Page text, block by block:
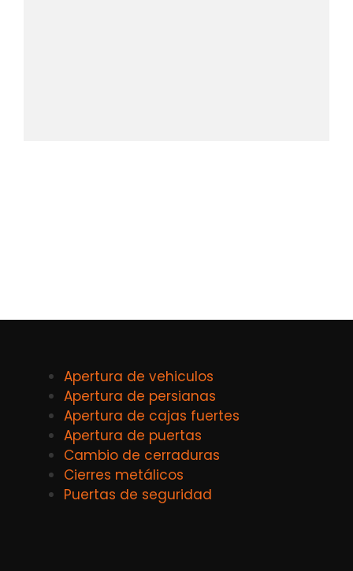
Apertura de vehiculos
Apertura de persianas
Apertura de cajas fuertes
Apertura de puertas
Cambio de cerraduras
Cierres metálicos
Puertas de seguridad